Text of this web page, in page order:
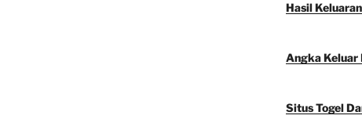
Hasil
Angka Keluar
Situs Togel